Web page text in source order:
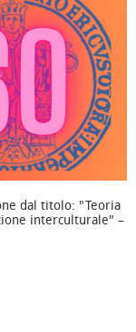
dal titolo: "Teoria
interculturale" –